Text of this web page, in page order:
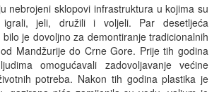
nebrojeni sklopovi infrastruktura u kojima su
jeli, družili i voljeli. Par desetljeća
je dovoljno za demontiranje tradicionalnih
Mandžurije do Crne Gore. Prije tih godina
omogućavali zadovoljavanje većine
potreba. Nakon tih godina plastika je